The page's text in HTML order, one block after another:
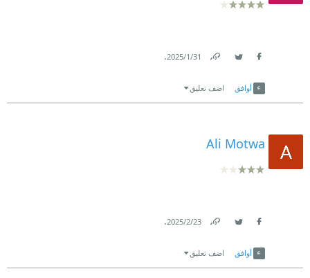
31‏/1‏/2025
.
أوافق اضف تعليق
Ali Motwa
23‏/2‏/2025
.
أوافق اضف تعليق